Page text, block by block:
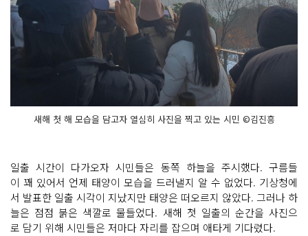
새해 첫 해 모습을 담고자 열심히 사진을 찍고 있는 시민 ©김진흥
일출 시간이 다가오자 시민들은 동쪽 하늘을 주시했다. 구름들
이 꽤 있어서 언제 태양이 모습을 드러낼지 알 수 없었다. 기상청에
서 발표한 일출 시각이 지났지만 태양은 떠오르지 않았다. 그러나 하
늘은 점점 붉은 색깔로 물들었다. 새해 첫 일출의 순간을 사진으
로 담기 위해 시민들은 저마다 자리를 잡으며 애타게 기다렸다.